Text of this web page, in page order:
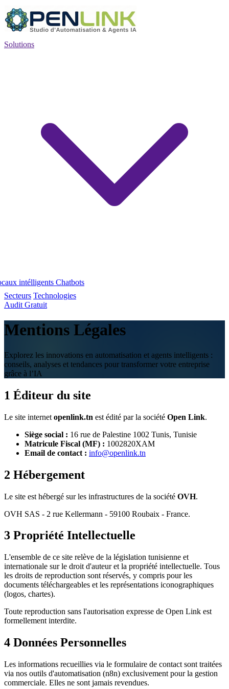
Solutions
intélligents Chatbots
Secteurs Technologies
Audit Gratuit
Mentions Légales
Explorez les innovations en automatisation et agents intelligents :
conseils, analyses et tendances pour transformer votre entreprise
grâce à l’IA
1 Éditeur du site
Le site internet openlink.tn est édité par la société Open Link.
Siège social : 16 rue de Palestine 1002 Tunis, Tunisie
Matricule Fiscal (MF) : 1002820XAM
Email de contact : info@openlink.tn
2 Hébergement
Le site est hébergé sur les infrastructures de la société OVH.
OVH SAS - 2 rue Kellermann - 59100 Roubaix - France.
3 Propriété Intellectuelle
L'ensemble de ce site relève de la législation tunisienne et
internationale sur le droit d'auteur et la propriété intellectuelle. Tous
les droits de reproduction sont réservés, y compris pour les
documents téléchargeables et les représentations iconographiques
(logos, chartes).
Toute reproduction sans l'autorisation expresse de Open Link est
formellement interdite.
4 Données Personnelles
Les informations recueillies via le formulaire de contact sont traitées
via nos outils d'automatisation (n8n) exclusivement pour la gestion
commerciale. Elles ne sont jamais revendues.